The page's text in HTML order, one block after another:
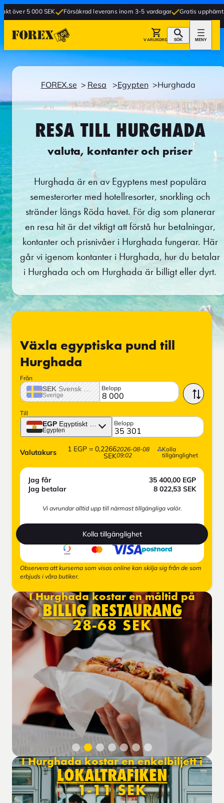
Försäkrad leverans inom 3-5 vardagar Gratis upphämtning i butik
VARUKORG SÖK MENY
FOREX.se Resa Egypten Hurghada
RESA TILL HURGHADA
valuta, kontanter och priser
Hurghada är en av Egyptens mest populära
semesterorter med hotellresorter, snorkling och
stränder längs Röda havet. För dig som planerar
en resa hit är det viktigt att förstå hur betalningar,
kontanter och prisnivåer i Hurghada fungerar. Här
går vi igenom kontanter i Hurghada, hur du betalar
i Hurghada och om Hurghada är billigt eller dyrt.
Växla egyptiska pund till
Hurghada
Från
SEK Svensk krona
Sverige
Belopp
Till
EGP Egyptiskt pund
Egypten
Belopp
Valutakurs 1 EGP =0,2266
SEK
2026-08-08
09:02
Kolla
tillgänglighet
Jag får 35 400,00 EGP
Jag betalar
8 022,53 SEK
Vi avrundar alltid upp till närmast tillgängliga valör.
Kolla tillgänglighet
Observera att kurserna som visas online kan skilja sig från de som
erbjuds i våra butiker.
I Hurghada kostar en måltid på
BILLIG RESTAURANG
28-68 SEK
I Hurghada kostar en enkelbiljett i
LOKALTRAFIKEN
1-11 SEK